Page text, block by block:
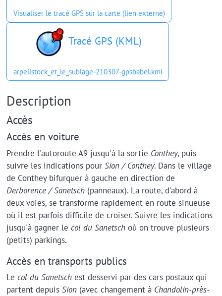
Visualiser le tracé GPS sur la carte (lien externe)
Tracé GPS (KML)
arpelistock_et_le_sublage-210307-gpsbabel.kml
Description
Accès
Accès en voiture
Prendre l'autoroute A9 jusqu'à la sortie Conthey, puis
suivre les indications pour Sion / Conthey. Dans le village
de Conthey bifurquer à gauche en direction de
Derborence / Sanetsch(panneaux). La route, d'abord à
deux voies, se transforme rapidement en route sinueuse
où il est parfois difficile de croiser. Suivre les indications
jusqu'à gagner le col du Sanetschoù on trouve plusieurs
(petits) parkings.
Accès en transports publics
Le col du Sanetschest desservi par des cars postaux qui
partent depuis Sion(avec changement à Chandolin-près-